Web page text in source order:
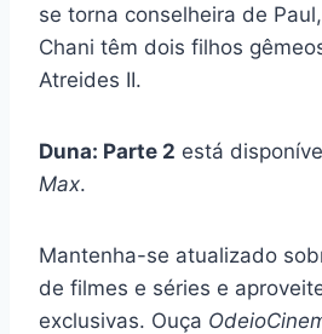
se torna conselheira de
Chani têm dois filhos
Atreides II.
Duna: Parte 2 está
Max.
Mantenha-se atualizado
de filmes e séries e
exclusivas. Ouça